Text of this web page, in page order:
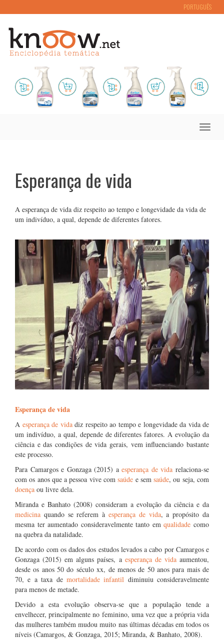
PORTUGUÊS
Toggle
Esperança de vida
A esperança de vida diz respeito ao tempo e longevidade da vida de
um indivíduo, a qual, depende de diferentes fatores.
Esperança de vida
A esperança de vidadiz respeito ao tempo e longevidade da vida de
um indivíduo, a qual, depende de diferentes fatores. A evolução da
ciência e das condições de vida gerais, vem influenciando bastante
este processo.
Para Camargos e Gonzaga (2015) aesperança de vida relaciona-se
com os anos que a pessoa vive comsaúde e semsaúde, ou seja, com
doença ou livre dela.
Miranda e Banhato (2008) consideram a evolução da ciência e da
medicina quando se referem à esperança de vida, a propósito da
mesma ter aumentado consideravelmente tanto emqualidade como
na quebra da natalidade.
De acordo com os dados dos estudos levados a cabo por Camargos e
Gonzaga (2015) em alguns países, a esperança de vidaaumentou,
desde os anos 50 do século xx, de menos de 50 anos para mais de
70, e a taxa de mortalidade infantil diminuiu consideravelmente
para menos de metade.
Devido a esta evolução observa-se que a população tende a
envelhecer, principalmente no feminino, uma vez que a própria vida
das mulheres também mudou muito nas últimas décadas em todos os
níveis (Camargos, & Gonzaga, 2015; Miranda, & Banhato, 2008).